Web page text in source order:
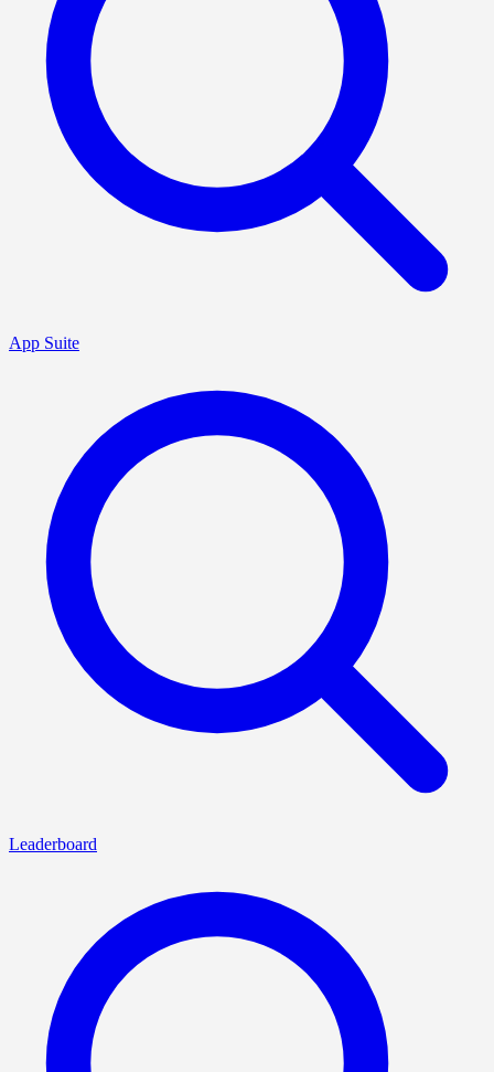
App Suite
Leaderboard